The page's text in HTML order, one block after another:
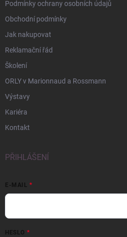
Podmínky ochrany osobních údajů
Obchodní podmínky
Jak nakupovat
Reklamační řád
Školení
ORLY v Marionnaud a Rossmann
Výstavy
Kariéra
Kontakt
PŘIHLÁŠENÍ
E-MAIL
HESLO